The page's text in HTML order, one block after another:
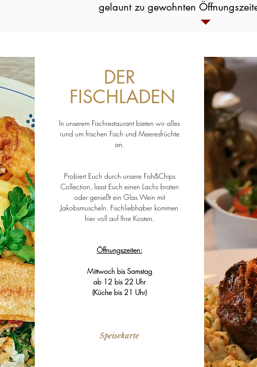
gelaunt zu gewohnten
DER
FISCHLADEN
In unserem Fischrestaurant bieten wir alles
rund um frischen Fisch und Meeresfrüchte
an.
Probiert Euch durch unsere Fish&Chips
Collection, lasst Euch einen Lachs braten
oder genießt ein Glas Wein mit
Jakobsmuscheln. Fischliebhaber kommen
hier voll auf Ihre Kosten.
Öffnungszeiten:
Mittwoch bis Samstag
ab 12 bis 22 Uhr
(Küche bis 21 Uhr)
Speisekarte